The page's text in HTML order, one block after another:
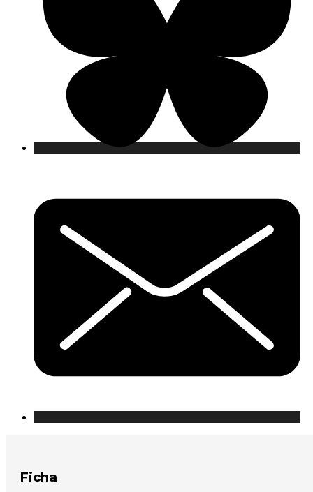
Ficha